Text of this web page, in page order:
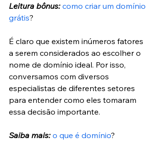
Leitura bônus: como criar um domínio
grátis?
É claro que existem inúmeros fatores
a serem considerados ao escolher o
nome de domínio ideal. Por isso,
conversamos com diversos
especialistas de diferentes setores
para entender como eles tomaram
essa decisão importante.
Saiba mais: o que é domínio?